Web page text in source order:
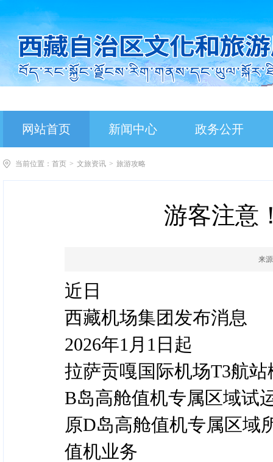
网站首页 新闻中心 政务公开
当前位置： 首页 > 文旅资讯 > 旅游攻略
游客注意
来
近日
西藏机场集团发布消息
2026年1月1日起
拉萨贡嘎国际机场T3航站
B岛高舱值机专属区域试
原D岛高舱值机专属区域
值机业务